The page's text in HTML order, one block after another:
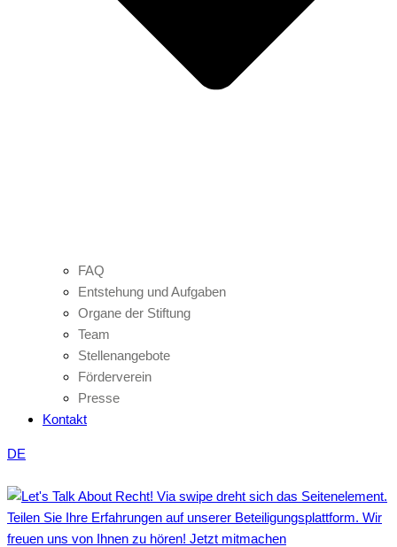
FAQ
Entstehung und Aufgaben
Organe der Stiftung
Team
Stellenangebote
Förderverein
Presse
Kontakt
DE
Teilen Sie Ihre Erfahrungen auf unserer Beteiligungsplattform. Wir
freuen uns von Ihnen zu hören! Jetzt mitmachen